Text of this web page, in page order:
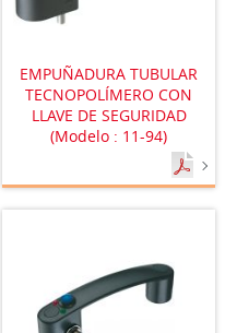
EMPUÑADURA TUBULAR
TECNOPOLÍMERO CON
LLAVE DE SEGURIDAD
(Modelo : 11-94)